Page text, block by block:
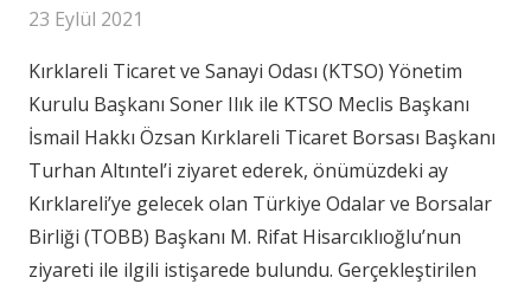
23 Eylül 2021
Kırklareli Ticaret ve Sanayi Odası (KTSO) Yönetim
Kurulu Başkanı Soner Ilık ile KTSO Meclis Başkanı
İsmail Hakkı Özsan Kırklareli Ticaret Borsası Başkanı
Turhan Altıntel’i ziyaret ederek, önümüzdeki ay
Kırklareli’ye gelecek olan Türkiye Odalar ve Borsalar
Birliği (TOBB) Başkanı M. Rifat Hisarcıklıoğlu’nun
ziyareti ile ilgili istişarede bulundu. Gerçekleştirilen